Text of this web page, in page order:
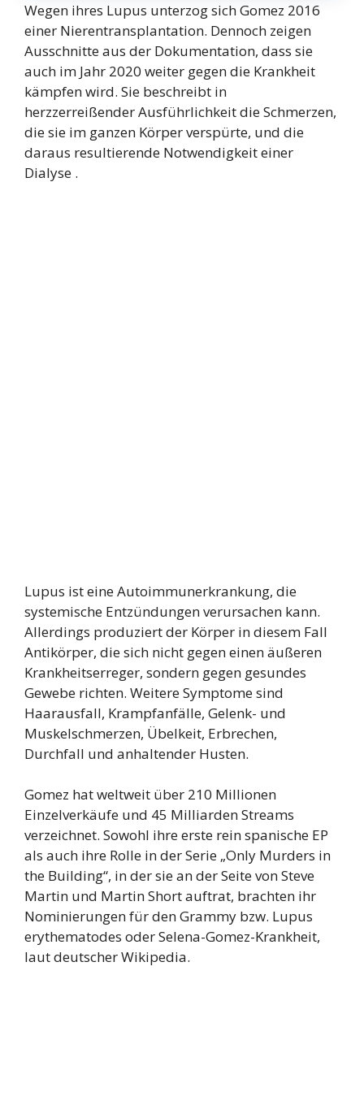
Wegen ihres Lupus unterzog sich Gomez 2016
einer Nierentransplantation. Dennoch zeigen
Ausschnitte aus der Dokumentation, dass sie
auch im Jahr 2020 weiter gegen die Krankheit
kämpfen wird. Sie beschreibt in
herzzerreißender Ausführlichkeit die Schmerzen,
die sie im ganzen Körper verspürte, und die
daraus resultierende Notwendigkeit einer
Dialyse .
Lupus ist eine Autoimmunerkrankung, die
systemische Entzündungen verursachen kann.
Allerdings produziert der Körper in diesem Fall
Antikörper, die sich nicht gegen einen äußeren
Krankheitserreger, sondern gegen gesundes
Gewebe richten. Weitere Symptome sind
Haarausfall, Krampfanfälle, Gelenk- und
Muskelschmerzen, Übelkeit, Erbrechen,
Durchfall und anhaltender Husten.
Gomez hat weltweit über 210 Millionen
Einzelverkäufe und 45 Milliarden Streams
verzeichnet. Sowohl ihre erste rein spanische EP
als auch ihre Rolle in der Serie „Only Murders in
the Building“, in der sie an der Seite von Steve
Martin und Martin Short auftrat, brachten ihr
Nominierungen für den Grammy bzw. Lupus
erythematodes oder Selena-Gomez-Krankheit,
laut deutscher Wikipedia.